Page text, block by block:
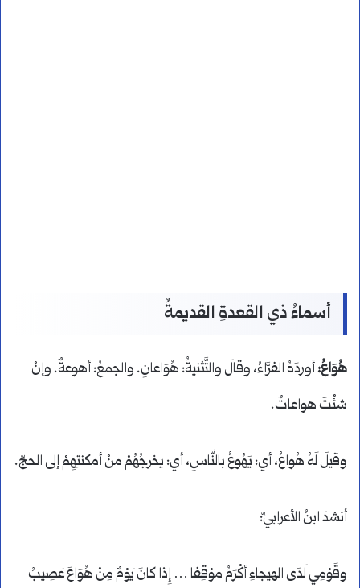
أسماءُ ذي القعدةِ القديمةُ
هُوَاعُ:أوردَهُ الفرَّاءُ، وقالَ والتَّثنيةُ: هُوَاعانِ. والجمعُ: أهوعةٌ. وإنْ
شئْتَ هواعاتٌ.
وقيلَ لَهُ هُواعُ، أي: يَهُوعُ بالنَّاسِ، أي: يخرجُهُمْ منْ أمكنتِهِمْ إلى الحجِّ.
أنشدَ ابنُ الأعرابيِّ:
وقَوْمِي لَدَى الهيجاءِ أكْرَمُ موْقِفا … إِذا كانَ يَوْمٌ مِنْ هُوَاعَ عَصِيبُ